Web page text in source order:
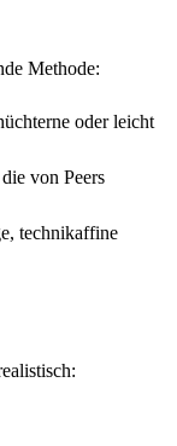
Methode:
oder leicht
von Peers
technikaffine